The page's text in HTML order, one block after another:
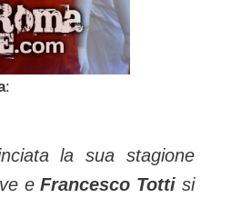
:
la sua stagione
eFrancesco Totti si